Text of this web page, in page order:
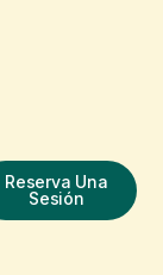
Reserva Una
Sesión